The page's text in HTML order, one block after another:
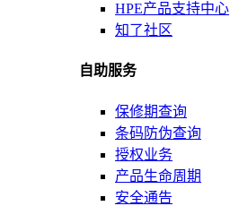
HPE产品支持中心
知了社区
自助服务
保修期查询
条码防伪查询
授权业务
产品生命周期
安全通告